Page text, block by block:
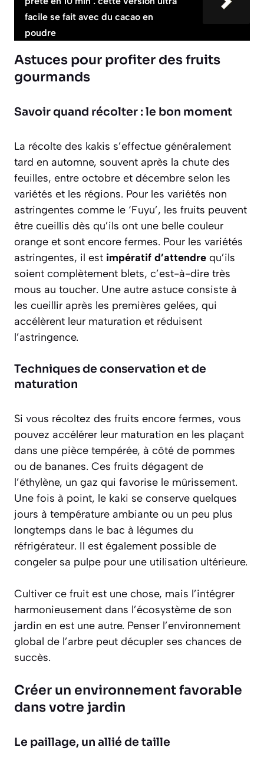
facile se fait avec du cacao en
poudre
Astuces pour profiter des fruits
gourmands
Savoir quand récolter : le bon moment
La récolte des kakis s’effectue généralement
tard en automne, souvent après la chute des
feuilles, entre octobre et décembre selon les
variétés et les régions. Pour les variétés non
astringentes comme le ‘Fuyu’, les fruits peuvent
être cueillis dès qu’ils ont une belle couleur
orange et sont encore fermes. Pour les variétés
astringentes, il est impératif d’attendre qu’ils
soient complètement blets, c’est-à-dire très
mous au toucher. Une autre astuce consiste à
les cueillir après les premières gelées, qui
accélèrent leur maturation et réduisent
l’astringence.
Techniques de conservation et de
maturation
Si vous récoltez des fruits encore fermes, vous
pouvez accélérer leur maturation en les plaçant
dans une pièce tempérée, à côté de pommes
ou de bananes. Ces fruits dégagent de
l’éthylène, un gaz qui favorise le mûrissement.
Une fois à point, le kaki se conserve quelques
jours à température ambiante ou un peu plus
longtemps dans le bac à légumes du
réfrigérateur. Il est également possible de
congeler sa pulpe pour une utilisation ultérieure.
Cultiver ce fruit est une chose, mais l’intégrer
harmonieusement dans l’écosystème de son
jardin en est une autre. Penser l’environnement
global de l’arbre peut décupler ses chances de
succès.
Créer un environnement favorable
dans votre jardin
Le paillage, un allié de taille